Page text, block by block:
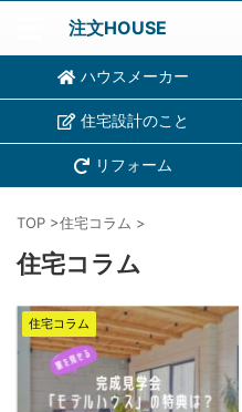
注文HOUSE
ハウスメーカー
住宅設計のこと
リフォーム
TOP >住宅コラム >
住宅コラム
住宅コラム